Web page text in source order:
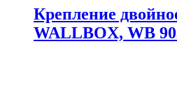
Крепление
WALLBOX, WB